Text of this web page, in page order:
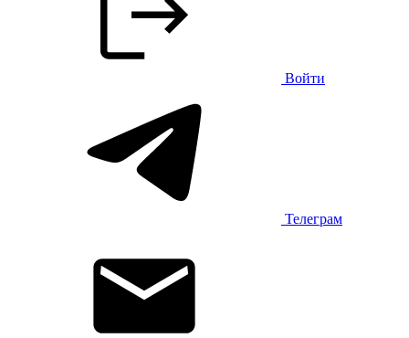
Войти
Телеграм